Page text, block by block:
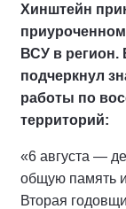
Хинштейн
ВСУ в регион.
подчеркнул
работы по
территорий:
«6 августа —
общую память
Вторая